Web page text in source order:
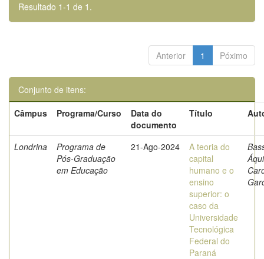
Resultado 1-1 de 1.
Anterior 1 Póximo
Conjunto de itens:
Câmpus
Programa/Curso
Data do
documento
Título
Londrina
Programa de
Pós-Graduação
em Educação
21-Ago-2024
A teoria do
capital
humano e o
ensino
superior: o
caso da
Universidade
Tecnológica
Federal do
Paraná